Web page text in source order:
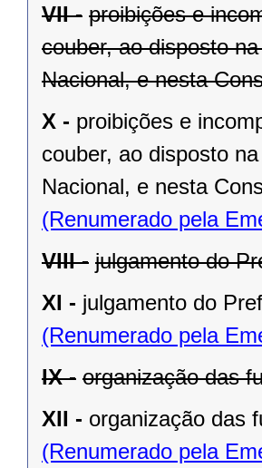
VII - proibições e
couber, ao disposto
Nacional, e nesta
X - proibições e
couber, ao disposto
Nacional, e nesta
(Renumerado pela
VIII - julgamento do
XI - julgamento do
(Renumerado pela
IX - organização das
XII - organização das
(Renumerado pela